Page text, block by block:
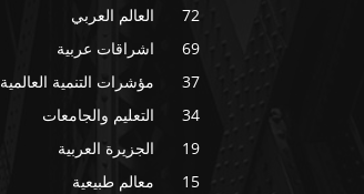
العالم العربي
72
اشراقات عربية
69
مؤشرات التنمية العالمية
37
التعليم والجامعات
34
الجزيرة العربية
19
معالم طبيعية
15